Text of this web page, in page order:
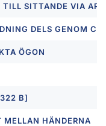
TILL SITTANDE VIA
DELS GENOM
ÖGON
B]
HÄNDERNA